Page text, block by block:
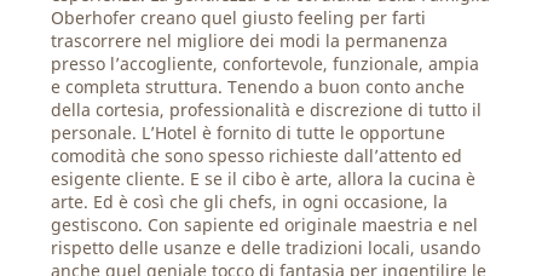
Oberhofer creano quel giusto feeling per farti
trascorrere nel migliore dei modi la permanenza
presso l’accogliente, confortevole, funzionale, ampia
e completa struttura. Tenendo a buon conto anche
della cortesia, professionalità e discrezione di tutto il
personale. L’Hotel è fornito di tutte le opportune
comodità che sono spesso richieste dall’attento ed
esigente cliente. E se il cibo è arte, allora la cucina è
arte. Ed è così che gli chefs, in ogni occasione, la
gestiscono. Con sapiente ed originale maestria e nel
rispetto delle usanze e delle tradizioni locali, usando
anche quel geniale tocco di fantasia per ingentilire le